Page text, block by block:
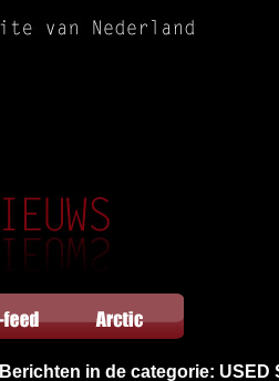
Berichten in de categorie: USED